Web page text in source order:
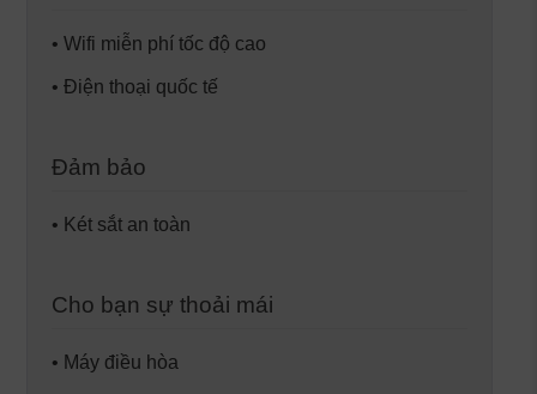
• Wifi miễn phí tốc độ cao
• Điện thoại quốc tế
Đảm bảo
• Két sắt an toàn
Cho bạn sự thoải mái
• Máy điều hòa